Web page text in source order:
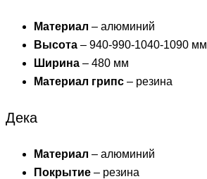
Материал – алюминий
Высота – 940-990-1040-1090 мм
Ширина – 480 мм
Материал грипс – резина
Дека
Материал – алюминий
Покрытие – резина